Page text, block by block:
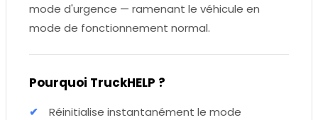
mode d'urgence — ramenant le véhicule en
mode de fonctionnement normal.
Pourquoi TruckHELP ?
Réinitialise instantanément le mode